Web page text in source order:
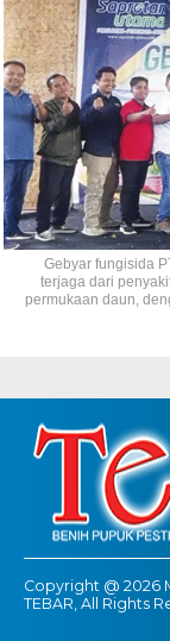
Gebyar fungisida
terjaga dari
permukaan daun,
Copyright @ 2026
TEBAR, All Rights